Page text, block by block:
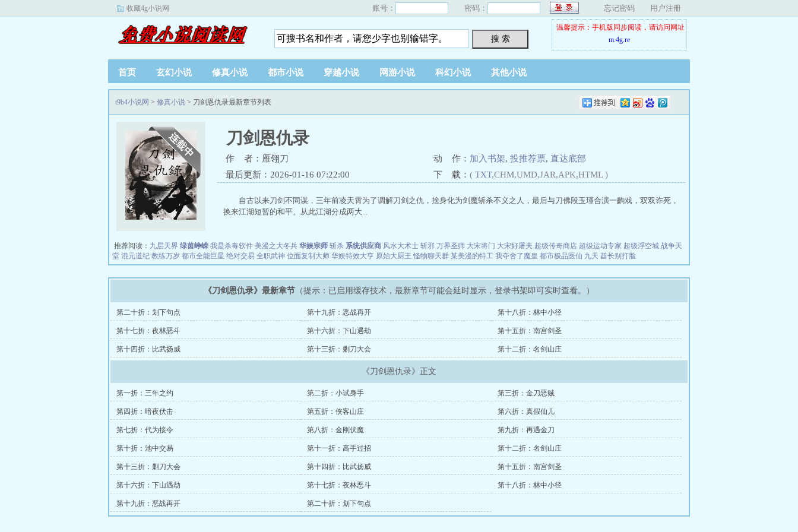
收藏4g小说网 账号： 密码： 忘记密码 用户注册
搜 索
温馨提示：手机版同步阅读，请访问网址
m.4g.re
首页 玄幻小说 修真小说 都市小说 穿越小说 网游小说 科幻小说 其他小说
t9b4小说网 > 修真小说 > 刀剑恩仇录最新章节列表
刀剑恩仇录
作 者：雁翎刀 动 作： 加入书架, 投推荐票, 直达底部
最后更新：2026-01-16 07:22:00
下 载： ( TXT,CHM,UMD,JAR,APK,HTML )
自古以来刀剑不同谋，三年前凌天霄为了调解刀剑之仇，捨身化为剑魔斩杀不义之人，最后与刀佛段玉瑾合演一齣戏，双双诈死，
换来江湖短暂的和平。从此江湖分成两大...
推荐阅读： 九层天界 绿茵峥嵘 我是杀毒软件 美漫之大冬兵 华娱宗师 斩杀 系统供应商 风水大术士 斩邪 万界圣师 大宋将门 大宋好屠夫 超级传奇商店 超级运动专家 超级浮空城 战争天
堂 混元道纪 教练万岁 都市全能巨星 绝对交易 全职武神 位面复制大师 华娱特效大亨 原始大厨王 怪物聊天群 某美漫的特工 我夺舍了魔皇 都市极品医仙 九天 酋长别打脸
《刀剑恩仇录》最新章节 （提示：已启用缓存技术，最新章节可能会延时显示，登录书架即可实时查看。）
第二十折：划下句点 第十九折：恶战再开 第十八折：林中小径
第十七折：夜林恶斗 第十六折：下山遇劫 第十五折：南宫剑圣
第十四折：比武扬威 第十三折：剿刀大会 第十二折：名剑山庄
《刀剑恩仇录》正文
第一折：三年之约 第二折：小试身手 第三折：金刀恶贼
第四折：暗夜伏击 第五折：侠客山庄 第六折：真假仙儿
第七折：代为接令 第八折：金刚伏魔 第九折：再遇金刀
第十折：池中交易 第十一折：高手过招 第十二折：名剑山庄
第十三折：剿刀大会 第十四折：比武扬威 第十五折：南宫剑圣
第十六折：下山遇劫 第十七折：夜林恶斗 第十八折：林中小径
第十九折：恶战再开 第二十折：划下句点